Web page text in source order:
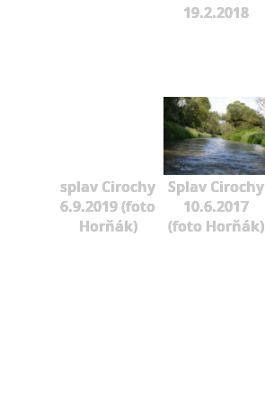
19.2.2018
splav Cirochy
6.9.2019 (foto
Horňák)
Splav Cirochy
10.6.2017
(foto Horňák)